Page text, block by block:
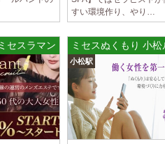
すい環境作り、やり…
セスラマン) 新大阪駅ルーム
ミセスぬくもり 小松
小松駅